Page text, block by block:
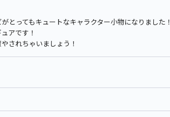
とってもキュートなキャラクター小物になりました！
アです！
されちゃいましょう！